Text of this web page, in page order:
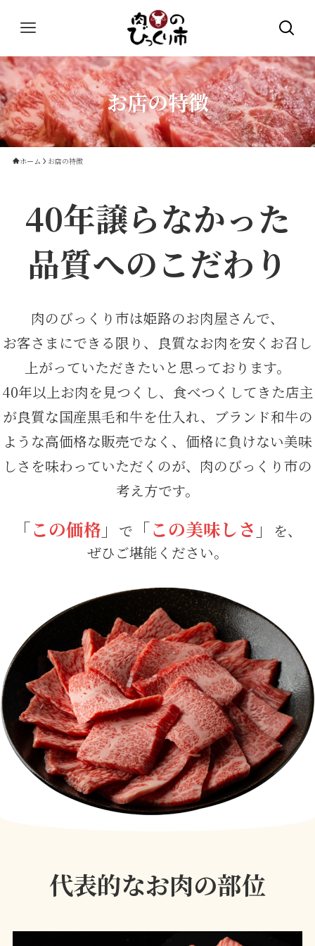
お店の特徴
ホーム お店の特徴
40年譲らなかった
品質へのこだわり
肉のびっくり市は姫路のお肉屋さんで、
お客さまにできる限り、良質なお肉を安くお召し
上がっていただきたいと思っております。
40年以上お肉を見つくし、食べつくしてきた店主
が良質な国産黒毛和牛を仕入れ、ブランド和牛の
ような高価格な販売でなく、価格に負けない美味
しさを味わっていただくのが、肉のびっくり市の
考え方です。
「この価格 」 で 「この美味しさ 」
を、
ぜひご堪能ください。
代表的なお肉の部位